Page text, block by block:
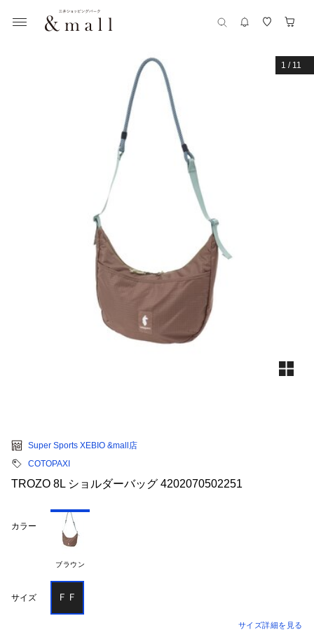
1 / 11
Super Sports XEBIO &mall店
COTOPAXI
TROZO 8L ショルダーバッグ 4202070502251
カラー
ブラウン
サイズ ＦＦ
サイズ詳細を見る